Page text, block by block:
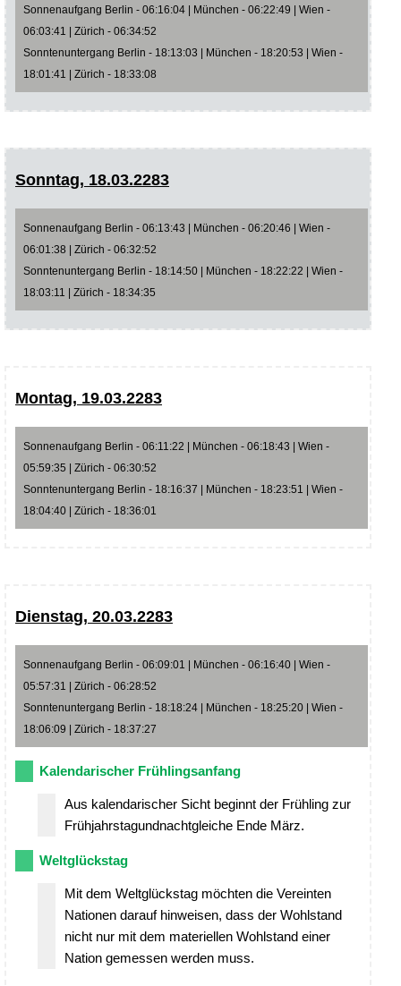
Sonnenaufgang Berlin - 06:16:04 | München - 06:22:49 | Wien -
06:03:41 | Zürich - 06:34:52
Sonntenuntergang Berlin - 18:13:03 | München - 18:20:53 | Wien -
18:01:41 | Zürich - 18:33:08
Sonntag, 18.03.2283
Sonnenaufgang Berlin - 06:13:43 | München - 06:20:46 | Wien -
06:01:38 | Zürich - 06:32:52
Sonntenuntergang Berlin - 18:14:50 | München - 18:22:22 | Wien -
18:03:11 | Zürich - 18:34:35
Montag, 19.03.2283
Sonnenaufgang Berlin - 06:11:22 | München - 06:18:43 | Wien -
05:59:35 | Zürich - 06:30:52
Sonntenuntergang Berlin - 18:16:37 | München - 18:23:51 | Wien -
18:04:40 | Zürich - 18:36:01
Dienstag, 20.03.2283
Sonnenaufgang Berlin - 06:09:01 | München - 06:16:40 | Wien -
05:57:31 | Zürich - 06:28:52
Sonntenuntergang Berlin - 18:18:24 | München - 18:25:20 | Wien -
18:06:09 | Zürich - 18:37:27
Kalendarischer Frühlingsanfang
Aus kalendarischer Sicht beginnt der Frühling zur
Frühjahrstagundnachtgleiche Ende März.
Weltglückstag
Mit dem Weltglückstag möchten die Vereinten
Nationen darauf hinweisen, dass der Wohlstand
nicht nur mit dem materiellen Wohlstand einer
Nation gemessen werden muss.